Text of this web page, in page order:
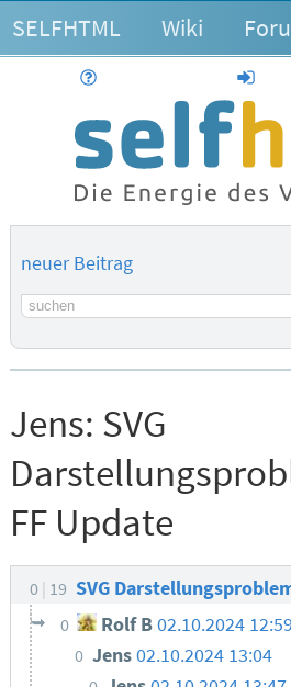
SELFHTML Wiki
neuer Beitrag
Suchbegriff
Jens: SVG
FF Update
0 19 SVG
0 Rolf B02.10.2024 12:59
0 Jens02.10.2024 13:04